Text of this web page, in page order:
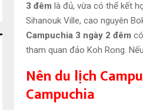
3 đêm là đủ, vừa có thể kết
Sihanouk Ville, cao nguyên
Campuchia 3 ngày 2 đêm
tham quan đảo Koh Rong.
Nên du lịch
Campuchia